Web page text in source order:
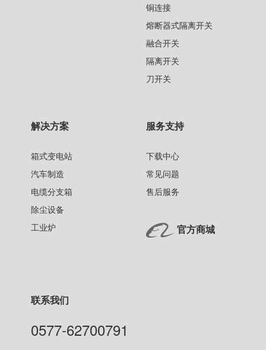
铜连接
熔断器式隔离开关
融合开关
隔离开关
刀开关
解决方案
箱式变电站
汽车制造
电缆分支箱
除尘设备
工业炉
服务支持
下载中心
常见问题
售后服务
官方商城
联系我们
0577-62700791